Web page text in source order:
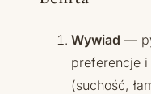
Wywiad —
preferencje
(suchość,